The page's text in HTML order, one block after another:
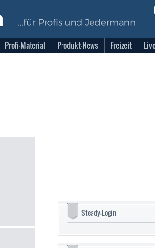
Profi-Material Produkt-News Freizeit
Steady-Login